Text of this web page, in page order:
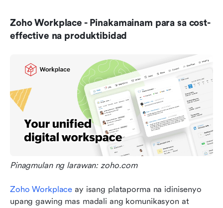
Zoho Workplace - Pinakamainam para sa cost-
effective na produktibidad
Pinagmulan ng larawan: zoho.com
Zoho Workplace ay isang plataporma na idinisenyo
upang gawing mas madali ang komunikasyon at